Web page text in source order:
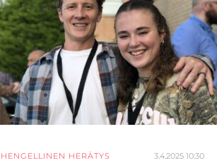
HENGELLINEN HERÄTYS 3.4.2025 10:30